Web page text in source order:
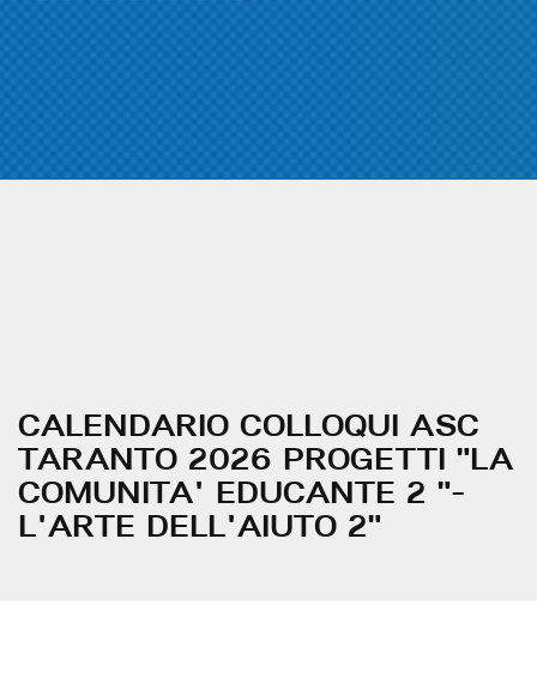
CALENDARIO COLLOQUI ASC
TARANTO 2026 PROGETTI "LA
COMUNITA' EDUCANTE 2 "-
L'ARTE DELL'AIUTO 2"